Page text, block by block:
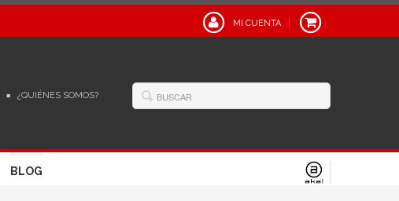
MI CUENTA
¿QUIÉNES SOMOS?
BLOG